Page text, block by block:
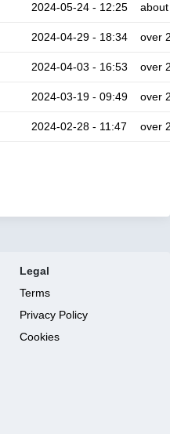
2024-05-24 - 12:25
2024-04-29 - 18:34 over
2024-04-03 - 16:53 over
2024-03-19 - 09:49 over
2024-02-28 - 11:47 over
Legal
Terms
Privacy Policy
Cookies